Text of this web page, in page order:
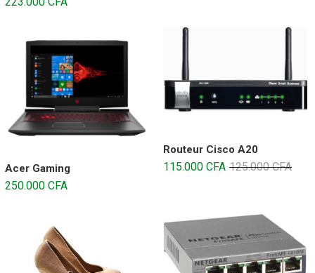
Acer Gaming
250.000 CFA
Routeur Cisco A20
125.000CFA
115.000 CFA